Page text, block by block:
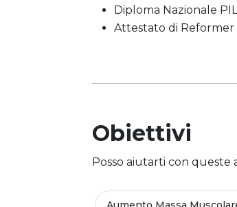
Diploma Nazionale
Attestato di Reformer
Obiettivi
Posso aiutarti con queste